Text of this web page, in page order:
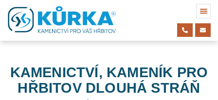
KAMENICTVÍ, KAMENÍK PRO
HŘBITOV DLOUHÁ STRÁŇ